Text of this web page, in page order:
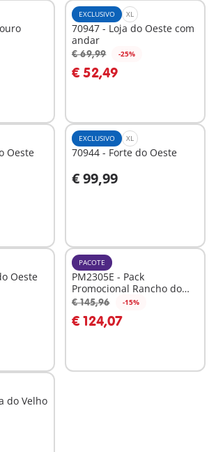
EXCLUSIVO XL
70947 - Loja do Oeste com
andar
€ 69,99 -25%
€ 52,49
Ao carrinho
Oeste
EXCLUSIVO XL
70944 - Forte do Oeste
€ 99,99
Oeste
PACOTE
PM2305E - Pack
Promocional Rancho do
Oeste
€ 145,96 -15%
€ 124,07
Ao carrinho
do Velho